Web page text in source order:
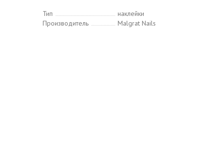
Тип
наклейки
Производитель
Malgrat Nails